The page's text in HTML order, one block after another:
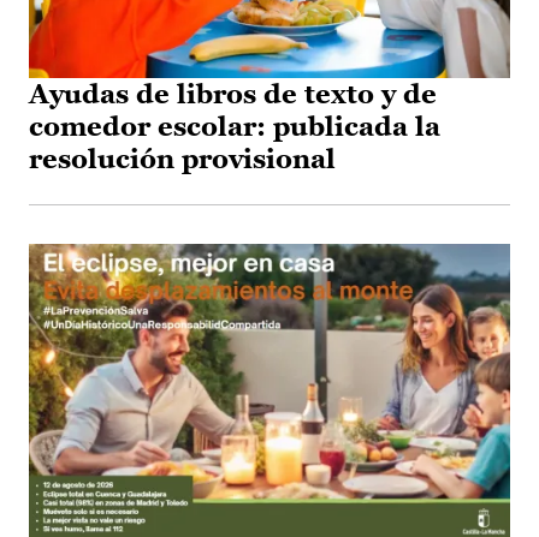
Ayudas de libros de texto y de
comedor escolar: publicada la
resolución provisional